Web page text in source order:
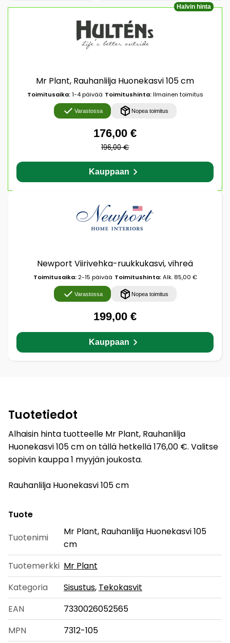
Halvin hinta
Mr Plant, Rauhanlilja Huonekasvi 105 cm
Toimitusaika:1-4 päivää Toimitushinta:Ilmainen toimitus
Varastossa Nopea toimitus
176,00 €
196,00 €
Kauppaan
Newport Viirivehka-ruukkukasvi, vihreä
Toimitusaika:2-15 päivää Toimitushinta:Alk. 85,00 €
Varastossa Nopea toimitus
199,00 €
Kauppaan
Tuotetiedot
Alhaisin hinta tuotteelle Mr Plant, Rauhanlilja
Huonekasvi 105 cm on tällä hetkellä 176,00 €. Valitse
sopivin kauppa 1 myyjän joukosta.
Rauhanlilja Huonekasvi 105 cm
Tuote
Tuotenimi
Mr Plant, Rauhanlilja Huonekasvi 105
cm
Tuotemerkki Mr Plant
Kategoria
Sisustus, Tekokasvit
EAN
7330026052565
MPN
7312-105